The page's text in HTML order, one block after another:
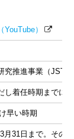
）
究推進事業（JST
し着任時期までに
早い時期
月31日まで。その